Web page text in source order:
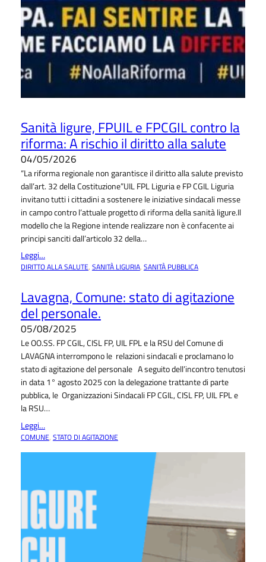
Sanità ligure, FPUIL e FPCGIL contro la
riforma: A rischio il diritto alla salute
04/05/2026
“La riforma regionale non garantisce il diritto alla salute previsto
dall’art. 32 della Costituzione”UIL FPL Liguria e FP CGIL Liguria
invitano tutti i cittadini a sostenere le iniziative sindacali messe
in campo contro l’attuale progetto di riforma della sanità ligure.Il
modello che la Regione intende realizzare non è confacente ai
principi sanciti dall’articolo 32 della…
Leggi…
DIRITTO ALLA SALUTE, SANITÀ LIGURIA, SANITÀ PUBBLICA
Lavagna, Comune: stato di agitazione
del personale.
05/08/2025
Le OO.SS. FP CGIL, CISL FP, UIL FPL e la RSU del Comune di
LAVAGNA interrompono le relazioni sindacali e proclamano lo
stato di agitazione del personale A seguito dell’incontro tenutosi
in data 1° agosto 2025 con la delegazione trattante di parte
pubblica, le Organizzazioni Sindacali FP CGIL, CISL FP, UIL FPL e
la RSU…
Leggi…
COMUNE, STATO DI AGITAZIONE